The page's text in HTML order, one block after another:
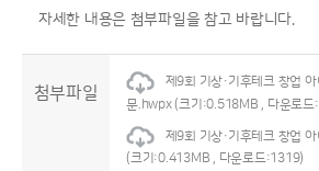
자세한 내용은 첨부파일을 참고 바랍니다.
첨부파일
제9회 기상·기후테크 창업
문.hwpx (크기:0.518MB , 다운로드
제9회 기상·기후테크 창업
(크기:0.413MB , 다운로드:1319)